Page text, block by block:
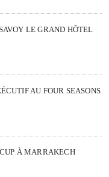
LE GRAND HÔTEL
AU FOUR SEASONS
À MARRAKECH